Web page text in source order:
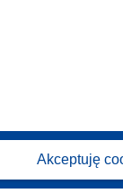
Akceptuję